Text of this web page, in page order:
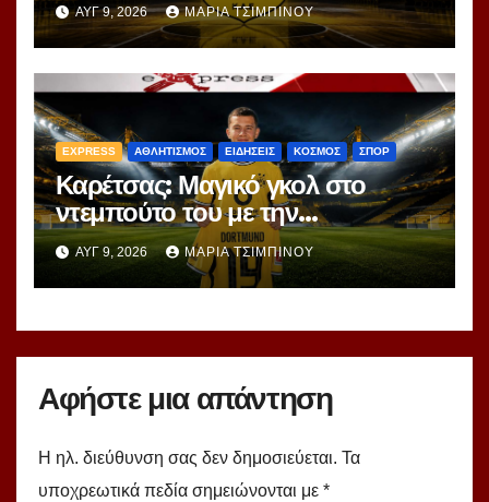
ΑΥΓ 9, 2026 ΜΑΡΊΑ ΤΣΙΜΠΙΝΟΎ
EXPRESS ΑΘΛΗΤΙΣΜΟΣ ΕΙΔΗΣΕΙΣ ΚΟΣΜΟΣ ΣΠΟΡ
Καρέτσας: Μαγικό γκολ στο
ντεμπούτο του με την
Ντόρτμουντ!
ΑΥΓ 9, 2026 ΜΑΡΊΑ ΤΣΙΜΠΙΝΟΎ
Αφήστε μια απάντηση
Η ηλ. διεύθυνση σας δεν δημοσιεύεται. Τα
υποχρεωτικά πεδία σημειώνονται με *